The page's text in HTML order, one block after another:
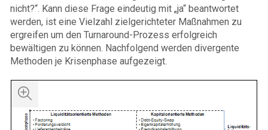
nicht?“. Kann diese Frage eindeutig mit „ja“ beantwortet
werden, ist eine Vielzahl zielgerichteter Maßnahmen zu
ergreifen um den Turnaround-Prozess erfolgreich
bewältigen zu können. Nachfolgend werden divergente
Methoden je Krisenphase aufgezeigt.